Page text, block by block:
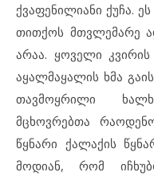
ქვაფენილიანი ქუჩა.
თითქოს მთვლემარე
არაა. ყოველი
აყალმაყალის ხმა
თავმოყრილი
მცხოვრებთა
წყნარი ქალაქის
მოდიან, რომ